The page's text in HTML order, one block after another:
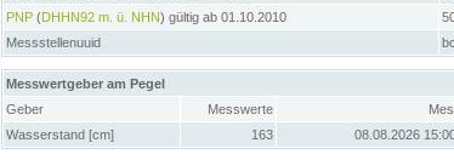
PNP (DHHN92 m. ü. NHN) gültig ab 01.10.2010
Messstellenuuid
Messwertgeber am Pegel
Geber
Messwerte
Wasserstand [cm]
163 08.08.2026